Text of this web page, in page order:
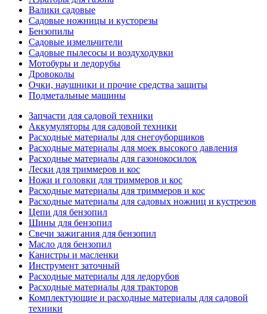
Валики садовые
Садовые ножницы и кусторезы
Бензопилы
Садовые измельчители
Садовые пылесосы и воздуходувки
Мотобуры и ледорубы
Дровоколы
Очки, наушники и прочие средства защиты
Подметальные машины
Запчасти для садовой техники
Аккумуляторы для садовой техники
Расходные материалы для снегоуборщиков
Расходные материалы для моек высокого давления
Расходные материалы для газонокосилок
Лески для триммеров и кос
Ножи и головки для триммеров и кос
Расходные материалы для триммеров и кос
Расходные материалы для садовых ножниц и кустрезов
Цепи для бензопил
Шины для бензопил
Свечи зажигания для бензопил
Масло для бензопил
Канистры и масленки
Инструмент заточный
Расходные материалы для ледорубов
Расходные материалы для тракторов
Комплектующие и расходные материалы для садовой
техники